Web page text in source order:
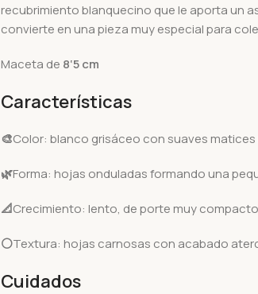
recubrimiento blanquecino que le aporta un
convierte en una pieza muy especial para
Maceta de 8‘5cm
Características
🎨Color: blanco grisáceo con suaves
🌿Forma: hojas onduladas formando una
📐Crecimiento: lento, de porte muy compacto
⚪Textura: hojas carnosas con acabado
Cuidados